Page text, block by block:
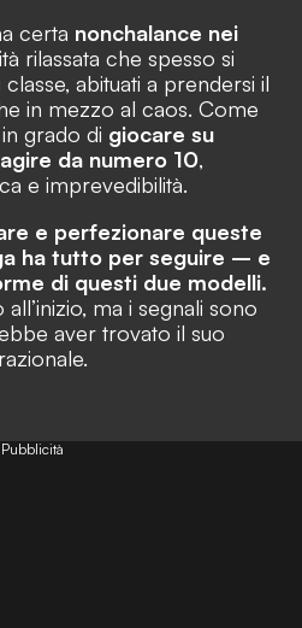
certa nonchalance nei
rilassata che spesso si
abituati a prendersi il
in mezzo al caos. Come
grado di giocare su
da numero 10,
e imprevedibilità.
e perfezionare queste
ha tutto per seguire – e
di questi due modelli.
ma i segnali sono
aver trovato il suo
Pubblicità